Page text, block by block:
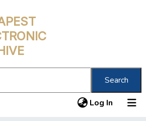
Search
Log In (current)